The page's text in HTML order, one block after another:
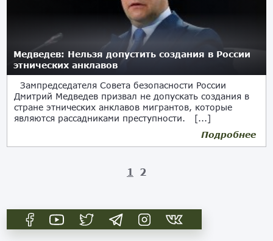
Медведев: Нельзя допустить создания в России
этнических анклавов
Зампредседателя Совета безопасности России
Дмитрий Медведев призвал не допускать создания в
стране этнических анклавов мигрантов, которые
являются рассадниками преступности. [...]
Подробнее
1 2